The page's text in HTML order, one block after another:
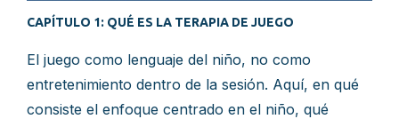
CAPÍTULO 1: QUÉ ES LA TERAPIA DE JUEGO
El juego como lenguaje del niño, no como
entretenimiento dentro de la sesión. Aquí, en qué
consiste el enfoque centrado en el niño, qué